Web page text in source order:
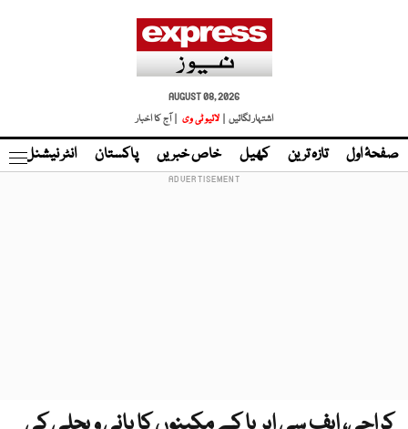
AUGUST 08, 2026
اشتہار لگائیں |
لائیو ٹی وی | آج کا اخبار
صفحۂ اول تازہ ترین کھیل خاص خبریں پاکستان انٹر نیشنل